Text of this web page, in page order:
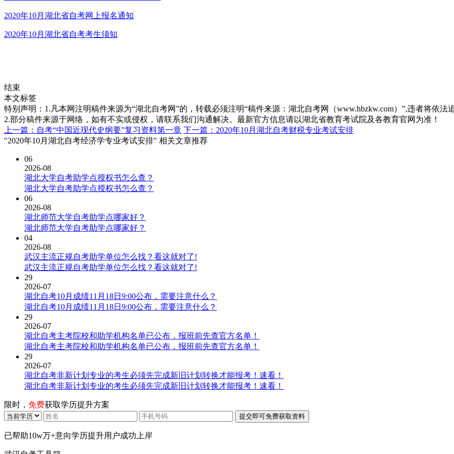
2020年10月湖北省自考网上报名通知
2020年10月湖北省自考考生须知
结束
本文标签
特别声明：1.凡本网注明稿件来源为“湖北自考网”的，转载必须注明“稿件来源：湖北自考网（www.hbzkw.com）”,违者将依法
2.部分稿件来源于网络，如有不实或侵权，请联系我们沟通解决。最新官方信息请以湖北省教育考试院及各教育官网为准！
上一篇：自考“中国近现代史纲要”复习资料第一章 下一篇：2020年10月湖北自考财税专业考试安排
"2020年10月湖北自考经济学专业考试安排" 相关文章推荐
06
2026-08
湖北大学自考助学点授权书怎么查？
湖北大学自考助学点授权书怎么查？
06
2026-08
湖北师范大学自考助学点哪家好？
湖北师范大学自考助学点哪家好？
04
2026-08
武汉主流正规自考助学单位怎么找？看这就对了!
武汉主流正规自考助学单位怎么找？看这就对了!
29
2026-07
湖北自考10月成绩11月18日9:00公布，需要注意什么？
湖北自考10月成绩11月18日9:00公布，需要注意什么？
29
2026-07
湖北自考主考院校和助学机构名单已公布，报班前先查官方名单！
湖北自考主考院校和助学机构名单已公布，报班前先查官方名单！
29
2026-07
湖北自考非新计划专业的考生必须先完成新旧计划转换才能报考！速看！
湖北自考非新计划专业的考生必须先完成新旧计划转换才能报考！速看！
限时， 免费获取学历提升方案
已帮助10w万+意向学历提升用户成功上岸